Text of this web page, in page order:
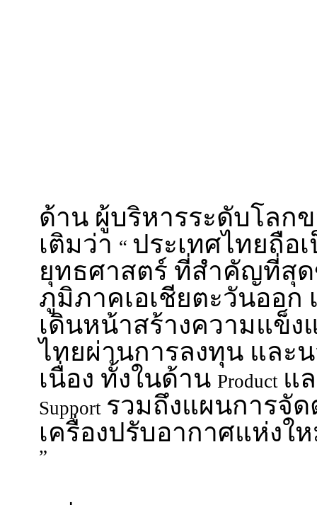
ด้าน ผู้บริหารระดับโลก
เติมว่า “ ประเทศไทยถือ
ยุทธศาสตร์ ที่สำคัญที่สุด
ภูมิภาคเอเชียตะวันออก
เดินหน้าสร้างความแข็ง
ไทยผ่านการลงทุน และ
เนื่อง ทั้งในด้าน Product แ
Support รวมถึงแผนการจัด
เครื่องปรับอากาศแห่งใ
”